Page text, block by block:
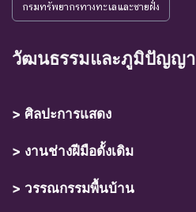
กรมทรัพยากรทางทะเลและชายฝั่ง
วัฒนธรรมและภูมิปัญญา
> ศิลปะการแสดง
> งานช่างฝีมือดั้งเดิม
> วรรณกรรมพื้นบ้าน